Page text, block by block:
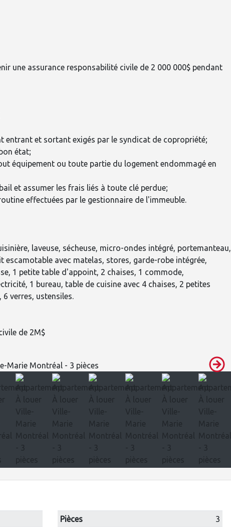
une assurance responsabilité civile de 2 000 000$ pendant
entrant et sortant exigés par le syndicat de copropriété;
état;
équipement ou toute partie du logement endommagé en
et assumer les frais liés à toute clé perdue;
effectuées par le gestionnaire de l'immeuble.
laveuse, sécheuse, micro-ondes intégré, portemanteau,
escamotable avec matelas, stores, garde-robe intégrée,
1 petite table d'appoint, 2 chaises, 1 commode,
1 bureau, table de cuisine avec 4 chaises, 2 petites
6 verres, ustensiles.
de 2M$
Pièces
3